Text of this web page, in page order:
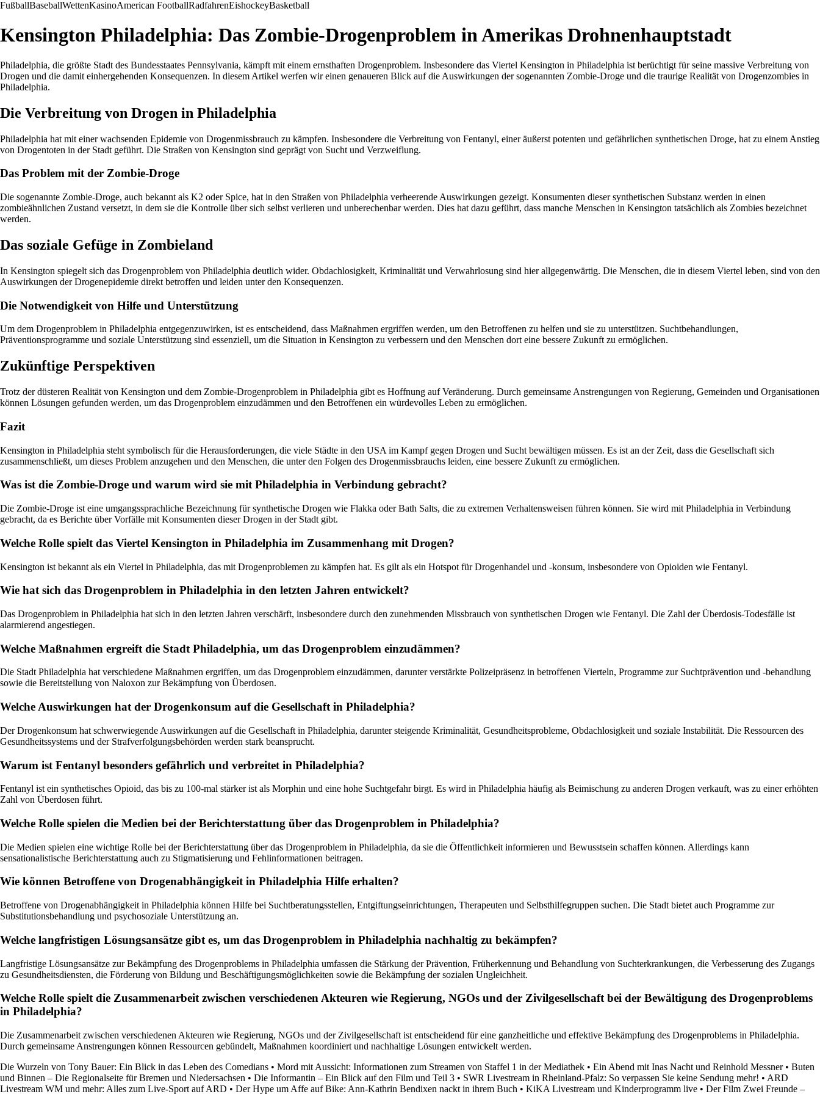
FußballBaseballWettenKasinoAmerican FootballRadfahrenEishockeyBasketball
Kensington Philadelphia: Das Zombie-Drogenproblem in Amerikas Drohnenhauptstadt
Philadelphia, die größte Stadt des Bundesstaates Pennsylvania, kämpft mit einem ernsthaften Drogenproblem. Insbesondere das Viertel Kensington in Philadelphia ist berüchtigt für seine massive Verbreitung von
Drogen und die damit einhergehenden Konsequenzen. In diesem Artikel werfen wir einen genaueren Blick auf die Auswirkungen der sogenannten Zombie-Droge und die traurige Realität von Drogenzombies in
Philadelphia.
Die Verbreitung von Drogen in Philadelphia
Philadelphia hat mit einer wachsenden Epidemie von Drogenmissbrauch zu kämpfen. Insbesondere die Verbreitung von Fentanyl, einer äußerst potenten und gefährlichen synthetischen Droge, hat zu einem Anstieg
von Drogentoten in der Stadt geführt. Die Straßen von Kensington sind geprägt von Sucht und Verzweiflung.
Das Problem mit der Zombie-Droge
Die sogenannte Zombie-Droge, auch bekannt als K2 oder Spice, hat in den Straßen von Philadelphia verheerende Auswirkungen gezeigt. Konsumenten dieser synthetischen Substanz werden in einen
zombieähnlichen Zustand versetzt, in dem sie die Kontrolle über sich selbst verlieren und unberechenbar werden. Dies hat dazu geführt, dass manche Menschen in Kensington tatsächlich als Zombies bezeichnet
werden.
Das soziale Gefüge in Zombieland
In Kensington spiegelt sich das Drogenproblem von Philadelphia deutlich wider. Obdachlosigkeit, Kriminalität und Verwahrlosung sind hier allgegenwärtig. Die Menschen, die in diesem Viertel leben, sind von den
Auswirkungen der Drogenepidemie direkt betroffen und leiden unter den Konsequenzen.
Die Notwendigkeit von Hilfe und Unterstützung
Um dem Drogenproblem in Philadelphia entgegenzuwirken, ist es entscheidend, dass Maßnahmen ergriffen werden, um den Betroffenen zu helfen und sie zu unterstützen. Suchtbehandlungen,
Präventionsprogramme und soziale Unterstützung sind essenziell, um die Situation in Kensington zu verbessern und den Menschen dort eine bessere Zukunft zu ermöglichen.
Zukünftige Perspektiven
Trotz der düsteren Realität von Kensington und dem Zombie-Drogenproblem in Philadelphia gibt es Hoffnung auf Veränderung. Durch gemeinsame Anstrengungen von Regierung, Gemeinden und Organisationen
können Lösungen gefunden werden, um das Drogenproblem einzudämmen und den Betroffenen ein würdevolles Leben zu ermöglichen.
Fazit
Kensington in Philadelphia steht symbolisch für die Herausforderungen, die viele Städte in den USA im Kampf gegen Drogen und Sucht bewältigen müssen. Es ist an der Zeit, dass die Gesellschaft sich
zusammenschließt, um dieses Problem anzugehen und den Menschen, die unter den Folgen des Drogenmissbrauchs leiden, eine bessere Zukunft zu ermöglichen.
Was ist die Zombie-Droge und warum wird sie mit Philadelphia in Verbindung gebracht?
Die Zombie-Droge ist eine umgangssprachliche Bezeichnung für synthetische Drogen wie Flakka oder Bath Salts, die zu extremen Verhaltensweisen führen können. Sie wird mit Philadelphia in Verbindung
gebracht, da es Berichte über Vorfälle mit Konsumenten dieser Drogen in der Stadt gibt.
Welche Rolle spielt das Viertel Kensington in Philadelphia im Zusammenhang mit Drogen?
Kensington ist bekannt als ein Viertel in Philadelphia, das mit Drogenproblemen zu kämpfen hat. Es gilt als ein Hotspot für Drogenhandel und -konsum, insbesondere von Opioiden wie Fentanyl.
Wie hat sich das Drogenproblem in Philadelphia in den letzten Jahren entwickelt?
Das Drogenproblem in Philadelphia hat sich in den letzten Jahren verschärft, insbesondere durch den zunehmenden Missbrauch von synthetischen Drogen wie Fentanyl. Die Zahl der Überdosis-Todesfälle ist
alarmierend angestiegen.
Welche Maßnahmen ergreift die Stadt Philadelphia, um das Drogenproblem einzudämmen?
Die Stadt Philadelphia hat verschiedene Maßnahmen ergriffen, um das Drogenproblem einzudämmen, darunter verstärkte Polizeipräsenz in betroffenen Vierteln, Programme zur Suchtprävention und -behandlung
sowie die Bereitstellung von Naloxon zur Bekämpfung von Überdosen.
Welche Auswirkungen hat der Drogenkonsum auf die Gesellschaft in Philadelphia?
Der Drogenkonsum hat schwerwiegende Auswirkungen auf die Gesellschaft in Philadelphia, darunter steigende Kriminalität, Gesundheitsprobleme, Obdachlosigkeit und soziale Instabilität. Die Ressourcen des
Gesundheitssystems und der Strafverfolgungsbehörden werden stark beansprucht.
Warum ist Fentanyl besonders gefährlich und verbreitet in Philadelphia?
Fentanyl ist ein synthetisches Opioid, das bis zu 100-mal stärker ist als Morphin und eine hohe Suchtgefahr birgt. Es wird in Philadelphia häufig als Beimischung zu anderen Drogen verkauft, was zu einer erhöhten
Zahl von Überdosen führt.
Welche Rolle spielen die Medien bei der Berichterstattung über das Drogenproblem in Philadelphia?
Die Medien spielen eine wichtige Rolle bei der Berichterstattung über das Drogenproblem in Philadelphia, da sie die Öffentlichkeit informieren und Bewusstsein schaffen können. Allerdings kann
sensationalistische Berichterstattung auch zu Stigmatisierung und Fehlinformationen beitragen.
Wie können Betroffene von Drogenabhängigkeit in Philadelphia Hilfe erhalten?
Betroffene von Drogenabhängigkeit in Philadelphia können Hilfe bei Suchtberatungsstellen, Entgiftungseinrichtungen, Therapeuten und Selbsthilfegruppen suchen. Die Stadt bietet auch Programme zur
Substitutionsbehandlung und psychosoziale Unterstützung an.
Welche langfristigen Lösungsansätze gibt es, um das Drogenproblem in Philadelphia nachhaltig zu bekämpfen?
Langfristige Lösungsansätze zur Bekämpfung des Drogenproblems in Philadelphia umfassen die Stärkung der Prävention, Früherkennung und Behandlung von Suchterkrankungen, die Verbesserung des Zugangs
zu Gesundheitsdiensten, die Förderung von Bildung und Beschäftigungsmöglichkeiten sowie die Bekämpfung der sozialen Ungleichheit.
Welche Rolle spielt die Zusammenarbeit zwischen verschiedenen Akteuren wie Regierung, NGOs und der Zivilgesellschaft bei der Bewältigung des Drogenproblems
in Philadelphia?
Die Zusammenarbeit zwischen verschiedenen Akteuren wie Regierung, NGOs und der Zivilgesellschaft ist entscheidend für eine ganzheitliche und effektive Bekämpfung des Drogenproblems in Philadelphia.
Durch gemeinsame Anstrengungen können Ressourcen gebündelt, Maßnahmen koordiniert und nachhaltige Lösungen entwickelt werden.
Die Wurzeln von Tony Bauer: Ein Blick in das Leben des Comedians • Mord mit Aussicht: Informationen zum Streamen von Staffel 1 in der Mediathek • Ein Abend mit Inas Nacht und Reinhold Messner• Buten
und Binnen – Die Regionalseite für Bremen und Niedersachsen • Die Informantin – Ein Blick auf den Film und Teil 3 • SWR Livestream in Rheinland-Pfalz: So verpassen Sie keine Sendung mehr! • ARD
Livestream WM und mehr: Alles zum Live-Sport auf ARD • Der Hype um Affe auf Bike: Ann-Kathrin Bendixen nackt in ihrem Buch • KiKA Livestream und Kinderprogramm live • Der Film Zwei Freunde –